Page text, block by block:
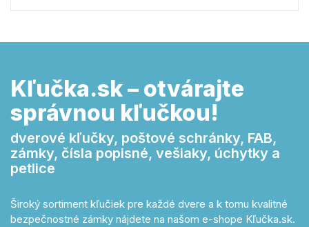
Kľučka.sk – otvárajte
správnou kľučkou!
dverové kľučky, poštové schránky, FAB,
zámky, čísla popisné, vešiaky, úchytky a
petlice
Široký sortiment kľučiek pre každé dvere a k tomu kvalitné
bezpečnostné zámky nájdete na našom e-shope Kľučka.sk.